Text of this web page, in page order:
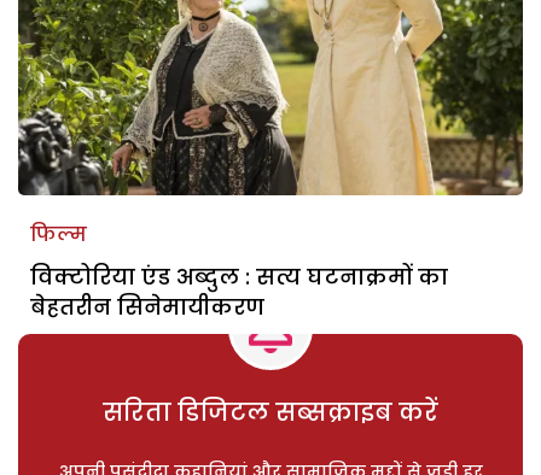
फिल्म
विक्टोरिया एंड अब्दुल : सत्य घटनाक्रमों का
बेहतरीन सिनेमायीकरण
सरिता डिजिटल सब्सक्राइब करें